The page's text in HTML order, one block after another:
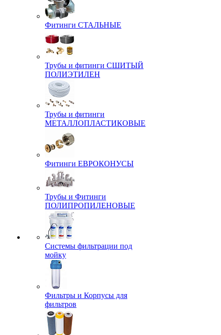
Фитинги СТАЛЬНЫЕ
Трубы и фитинги СШИТЫЙ
ПОЛИЭТИЛЕН
Трубы и фитинги
МЕТАЛЛОПЛАСТИКОВЫЕ
Фитинги ЕВРОКОНУСЫ
Трубы и Фитинги
ПОЛИПРОПИЛЕНОВЫЕ
Системы фильтрации под
мойку
Фильтры и Корпусы для
фильтров